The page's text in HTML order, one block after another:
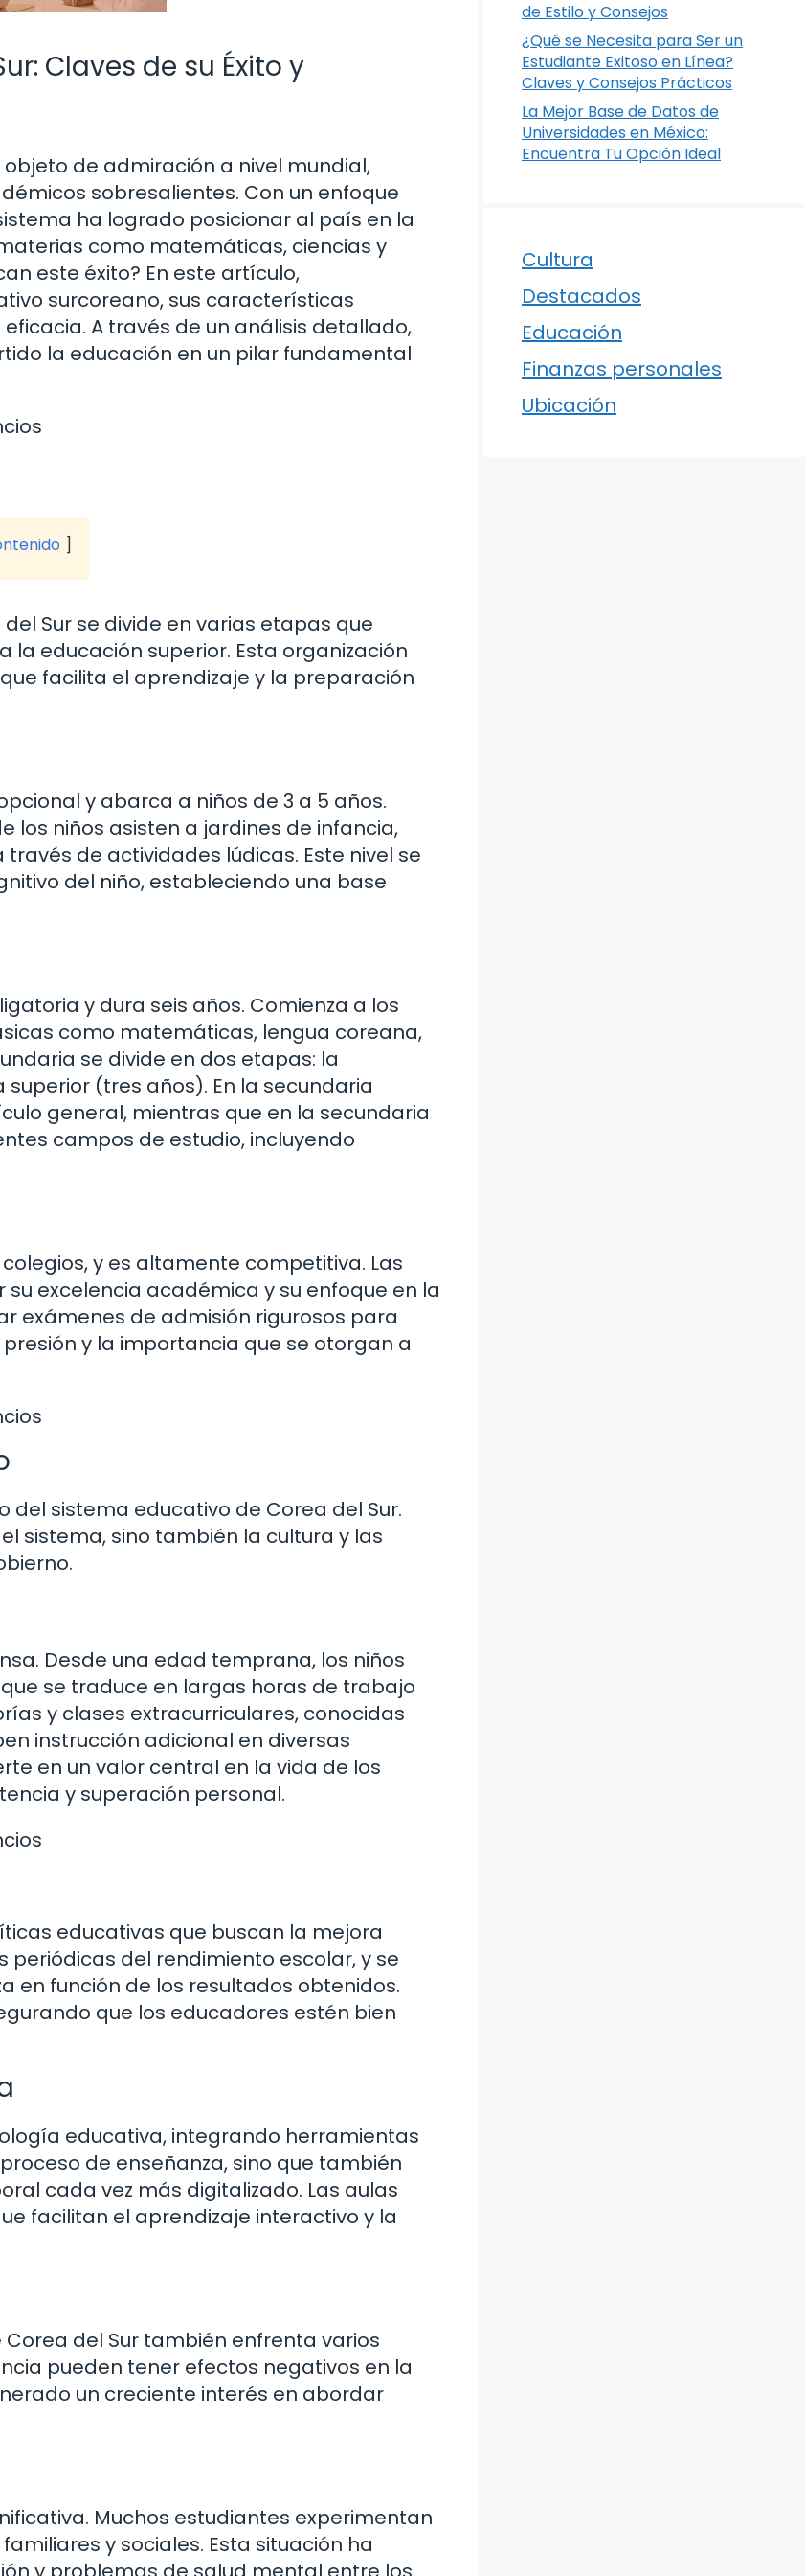
Claves de su Éxito y
de admiración a nivel mundial,
sobresalientes. Con un enfoque
ha logrado posicionar al país en la
como matemáticas, ciencias y
este éxito? En este artículo,
surcoreano, sus características
A través de un análisis detallado,
la educación en un pilar fundamental
Sur se divide en varias etapas que
educación superior. Esta organización
facilita el aprendizaje y la preparación
y abarca a niños de 3 a 5 años.
los niños asisten a jardines de infancia,
de actividades lúdicas. Este nivel se
del niño, estableciendo una base
y dura seis años. Comienza a los
como matemáticas, lengua coreana,
se divide en dos etapas: la
(tres años). En la secundaria
general, mientras que en la secundaria
campos de estudio, incluyendo
y es altamente competitiva. Las
excelencia académica y su enfoque en la
exámenes de admisión rigurosos para
y la importancia que se otorgan a
del sistema educativo de Corea del Sur.
sistema, sino también la cultura y las
Desde una edad temprana, los niños
se traduce en largas horas de trabajo
y clases extracurriculares, conocidas
instrucción adicional en diversas
en un valor central en la vida de los
y superación personal.
educativas que buscan la mejora
periódicas del rendimiento escolar, y se
en función de los resultados obtenidos.
que los educadores estén bien
educativa, integrando herramientas
de enseñanza, sino que también
cada vez más digitalizado. Las aulas
facilitan el aprendizaje interactivo y la
del Sur también enfrenta varios
pueden tener efectos negativos en la
un creciente interés en abordar
Muchos estudiantes experimentan
y sociales. Esta situación ha
de Estilo y Consejos
¿Qué se Necesita para Ser un
Estudiante Exitoso en Línea?
Claves y Consejos Prácticos
La Mejor Base de Datos de
Universidades en México:
Encuentra Tu Opción Ideal
Cultura
Destacados
Educación
Finanzas personales
Ubicación